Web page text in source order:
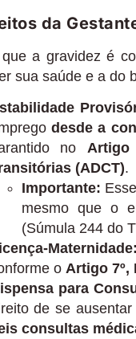
da
a gravidez é
sua saúde e a do
desde a
no
(ADCT).
Importante:
mesmo que o
(Súmula 244 do
Maternidade:
o Artigo 7º,
para
de se
consultas